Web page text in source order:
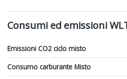
Consumi ed emissioni
Emissioni CO2 ciclo misto
Consumo carburante Misto